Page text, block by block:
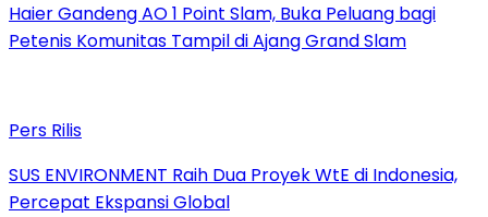
Haier Gandeng AO 1 Point Slam, Buka Peluang bagi
Petenis Komunitas Tampil di Ajang Grand Slam
Pers Rilis
SUS ENVIRONMENT Raih Dua Proyek WtE di Indonesia,
Percepat Ekspansi Global